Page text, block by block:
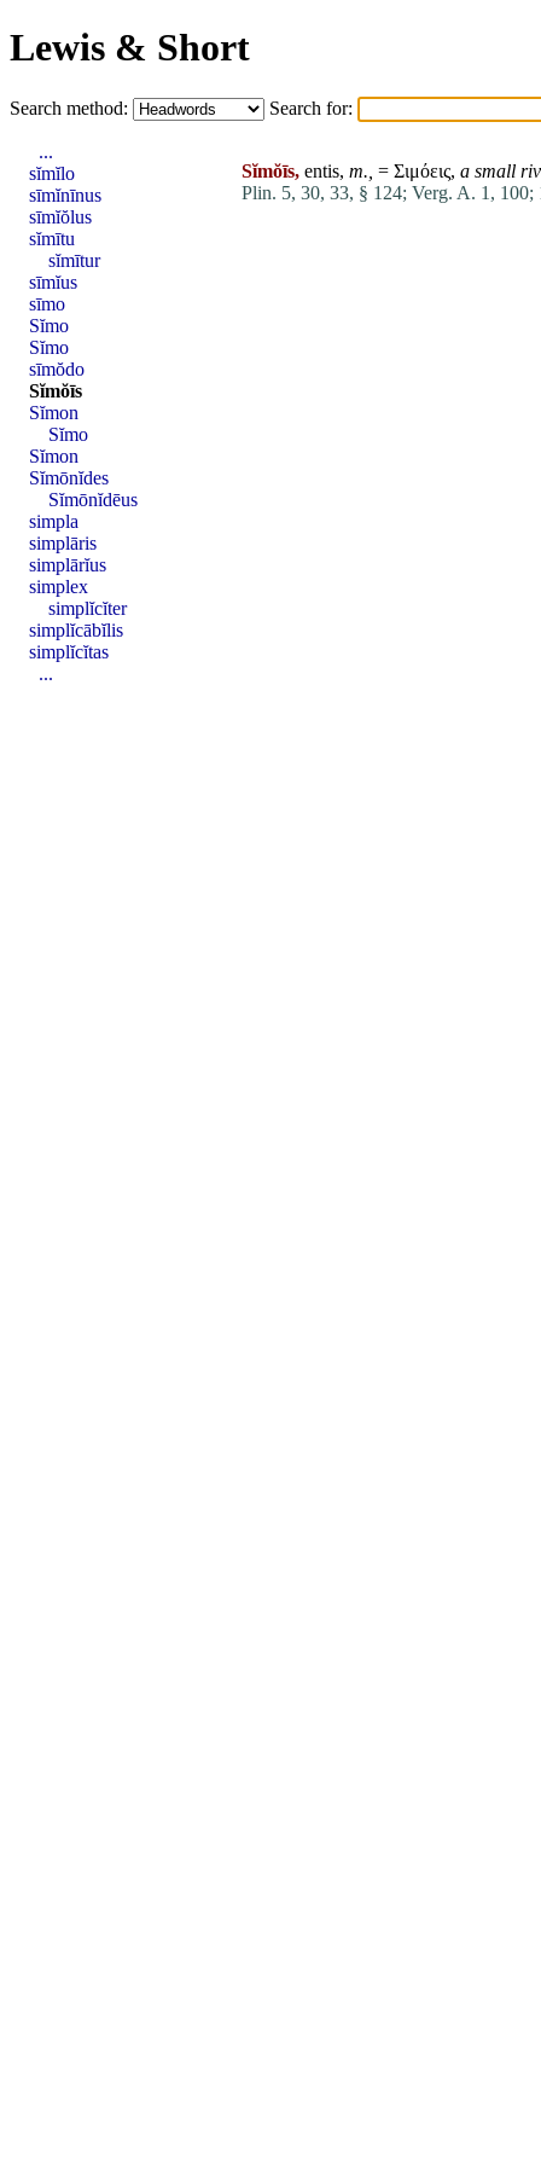
Lewis & Short
Search method: Search for:
Sĭmŏīs, entis, m., = Σιμόεις, a small
Plin. 5, 30, 33, § 124; Verg. A. 1, 100;
...
sĭmĭlo
sīmĭnīnus
sīmĭŏlus
sĭmītu
sĭmītur
sīmĭus
sīmo
Sĭmo
Sĭmo
sīmŏdo
Sĭmŏīs
Sĭmon
Sĭmo
Sĭmon
Sĭmōnĭdes
Sĭmōnĭdēus
simpla
simplāris
simplārĭus
simplex
simplĭcĭter
simplĭcābĭlis
simplĭcĭtas
...